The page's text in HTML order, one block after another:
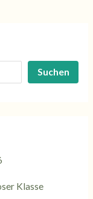
Suchen
Klasse